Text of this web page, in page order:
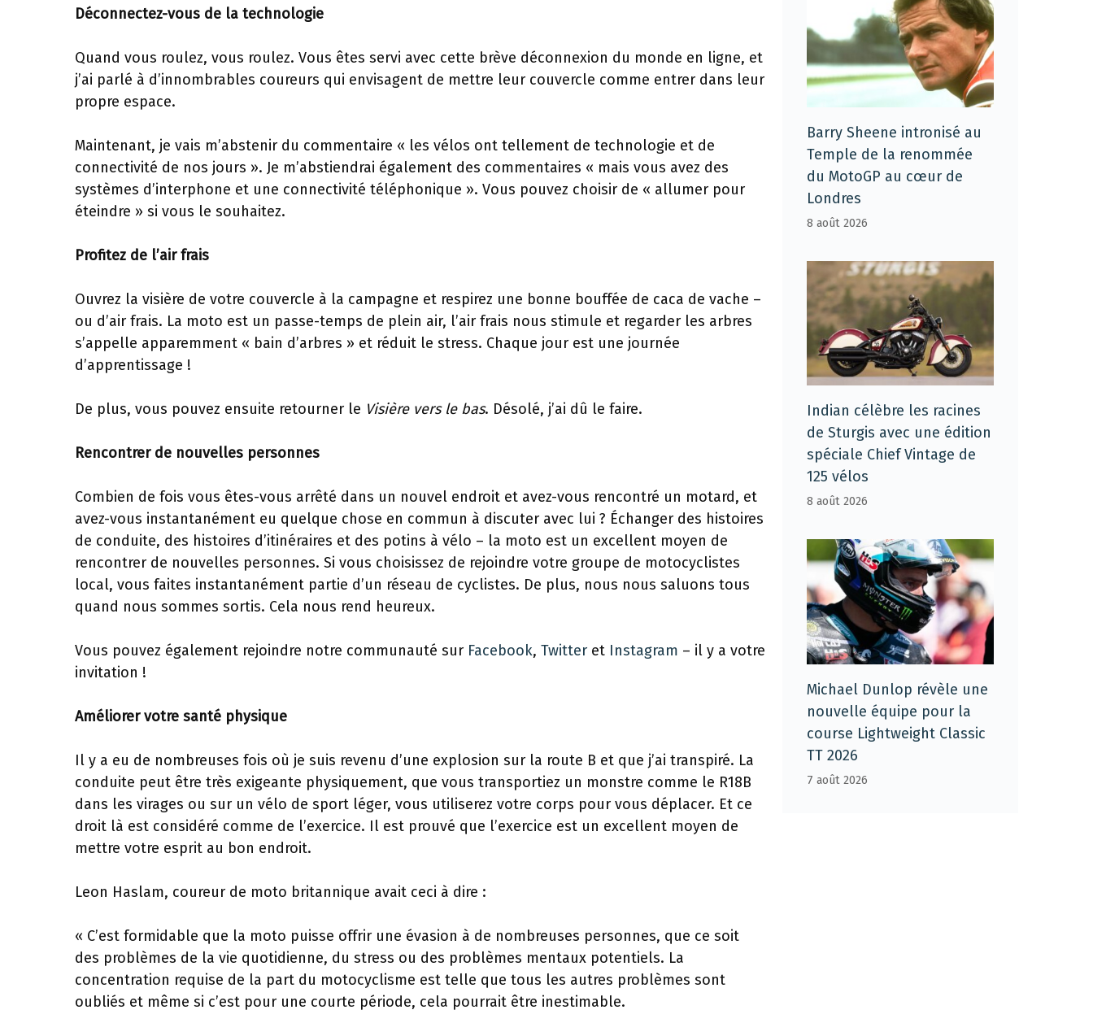
Déconnectez-vous de la technologie
Quand vous roulez, vous roulez. Vous êtes servi avec cette brève déconnexion du monde en ligne, et
j’ai parlé à d’innombrables coureurs qui envisagent de mettre leur couvercle comme entrer dans leur
propre espace.
Maintenant, je vais m’abstenir du commentaire « les vélos ont tellement de technologie et de
connectivité de nos jours ». Je m’abstiendrai également des commentaires « mais vous avez des
systèmes d’interphone et une connectivité téléphonique ». Vous pouvez choisir de « allumer pour
éteindre » si vous le souhaitez.
Profitez de l’air frais
Ouvrez la visière de votre couvercle à la campagne et respirez une bonne bouffée de caca de vache –
ou d’air frais. La moto est un passe-temps de plein air, l’air frais nous stimule et regarder les arbres
s’appelle apparemment « bain d’arbres » et réduit le stress. Chaque jour est une journée
d’apprentissage !
De plus, vous pouvez ensuite retourner le Visière vers le bas. Désolé, j’ai dû le faire.
Rencontrer de nouvelles personnes
Combien de fois vous êtes-vous arrêté dans un nouvel endroit et avez-vous rencontré un motard, et
avez-vous instantanément eu quelque chose en commun à discuter avec lui ? Échanger des histoires
de conduite, des histoires d’itinéraires et des potins à vélo – la moto est un excellent moyen de
rencontrer de nouvelles personnes. Si vous choisissez de rejoindre votre groupe de motocyclistes
local, vous faites instantanément partie d’un réseau de cyclistes. De plus, nous nous saluons tous
quand nous sommes sortis. Cela nous rend heureux.
Vous pouvez également rejoindre notre communauté sur Facebook, Twitter et Instagram – il y a votre
invitation !
Améliorer votre santé physique
Il y a eu de nombreuses fois où je suis revenu d’une explosion sur la route B et que j’ai transpiré. La
conduite peut être très exigeante physiquement, que vous transportiez un monstre comme le R18B
dans les virages ou sur un vélo de sport léger, vous utiliserez votre corps pour vous déplacer. Et ce
droit là est considéré comme de l’exercice. Il est prouvé que l’exercice est un excellent moyen de
mettre votre esprit au bon endroit.
Leon Haslam, coureur de moto britannique avait ceci à dire :
« C’est formidable que la moto puisse offrir une évasion à de nombreuses personnes, que ce soit
des problèmes de la vie quotidienne, du stress ou des problèmes mentaux potentiels. La
concentration requise de la part du motocyclisme est telle que tous les autres problèmes sont
oubliés et même si c’est pour une courte période, cela pourrait être inestimable.
Barry Sheene intronisé au
Temple de la renommée
du MotoGP au cœur de
Londres
8 août 2026
Indian célèbre les racines
de Sturgis avec une édition
spéciale Chief Vintage de
125 vélos
8 août 2026
Michael Dunlop révèle une
nouvelle équipe pour la
course Lightweight Classic
TT 2026
7 août 2026